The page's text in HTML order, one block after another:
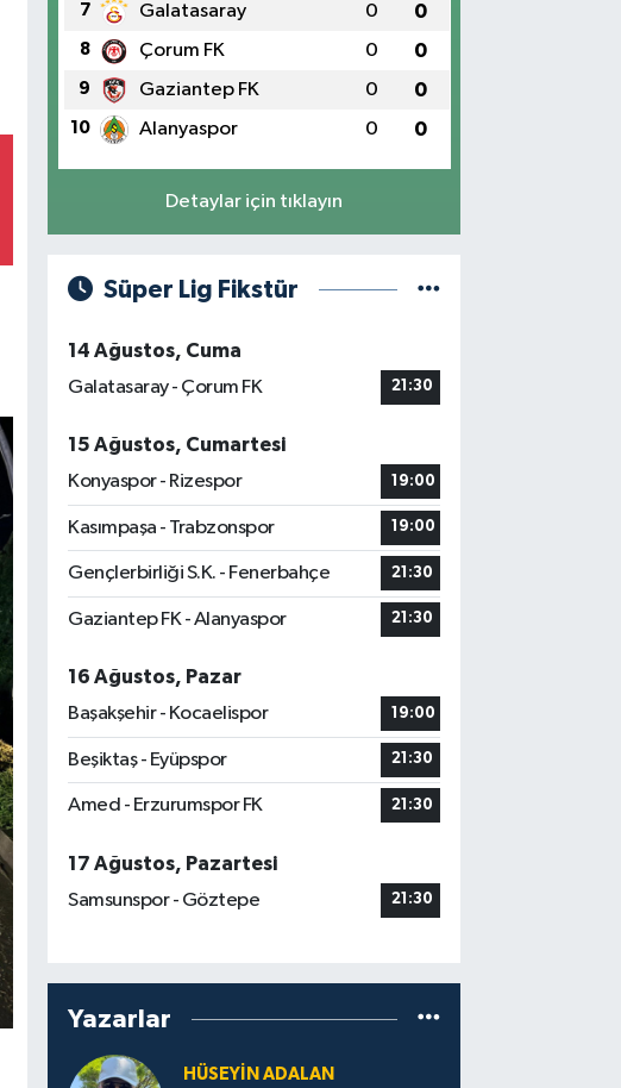
7 Galatasaray 0 0
8 Çorum FK 0 0
9 Gaziantep FK 0 0
10 Alanyaspor 0 0
Detaylar için tıklayın
Süper Lig Fikstür
14 Ağustos, Cuma
Galatasaray - Çorum FK
21:30
15 Ağustos, Cumartesi
Konyaspor - Rizespor
19:00
Kasımpaşa - Trabzonspor 19:00
Gençlerbirliği S.K. - Fenerbahçe 21:30
Gaziantep FK - Alanyaspor 21:30
16 Ağustos, Pazar
Başakşehir - Kocaelispor
19:00
Beşiktaş - Eyüpspor 21:30
Amed - Erzurumspor FK 21:30
17 Ağustos, Pazartesi
Samsunspor - Göztepe
21:30
Yazarlar
HÜSEYIN ADALAN